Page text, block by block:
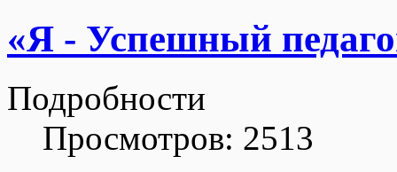
«Я - Успешный
Подробности
Просмотров: 2513